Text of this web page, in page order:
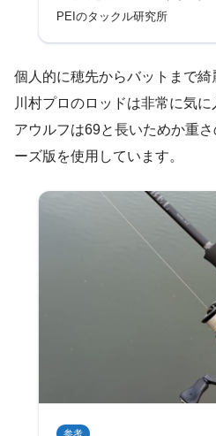
ヤウルフ】
PEIのタックル研究所
個人的に穂先からバットまで
川村プロのロッドは非常に気
アウルフは69と長いためか重
ーズ版を使用しています。
参考